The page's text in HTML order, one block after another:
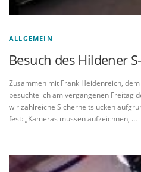
ALLGEMEIN
Besuch des Hildener
Zusammen mit Frank Heidenreich, dem
besuchte ich am vergangenen Freitag
wir zahlreiche Sicherheitslücken
fest: „Kameras müssen aufzeichnen, …